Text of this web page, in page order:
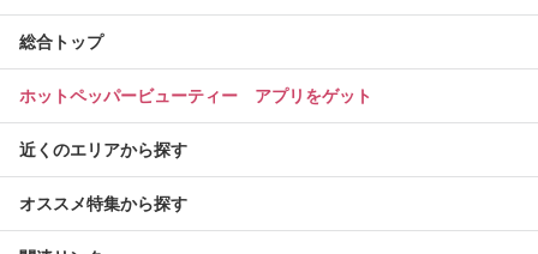
総合トップ
ホットペッパービューティー アプリをゲット
近くのエリアから探す
オススメ特集から探す